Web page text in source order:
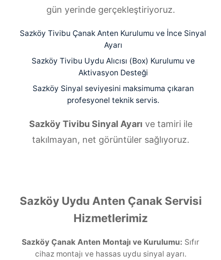
gün yerinde gerçekleştiriyoruz.
Sazköy Tivibu Çanak Anten Kurulumu ve İnce Sinyal
Ayarı
Sazköy Tivibu Uydu Alıcısı (Box) Kurulumu ve
Aktivasyon Desteği
Sazköy Sinyal seviyesini maksimuma çıkaran
profesyonel teknik servis.
Sazköy Tivibu Sinyal Ayarı ve tamiri ile
takılmayan, net görüntüler sağlıyoruz.
Sazköy Uydu Anten Çanak Servisi
Hizmetlerimiz
Sazköy Çanak Anten Montajı ve Kurulumu: Sıfır
cihaz montajı ve hassas uydu sinyal ayarı.